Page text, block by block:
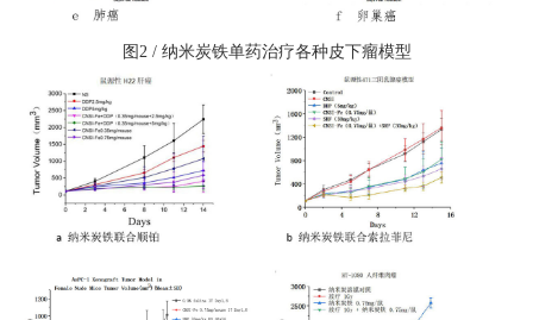
图2 / 纳米炭铁单药治疗各种皮下瘤模型